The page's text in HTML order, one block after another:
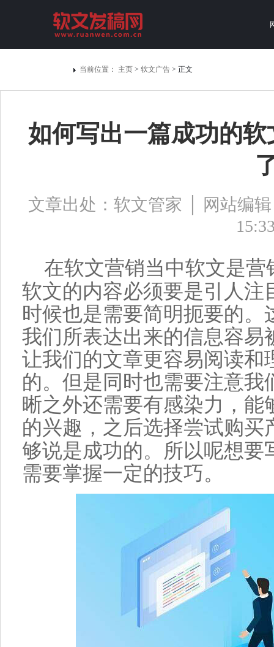
当前位置： 主页 > 软文广告 > 正文
如何写出一篇成功的
文章出处：软文管家 │ 网站编
在软文营销当中软文是营
软文的内容必须要是引人注
时候也是需要简明扼要的
我们所表达出来的信息容易
让我们的文章更容易阅读和
的。但是同时也需要注意我
晰之外还需要有感染力，
的兴趣，之后选择尝试购买
够说是成功的。所以呢想要
需要掌握一定的技巧。